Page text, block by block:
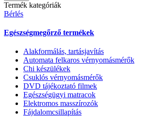
Termék kategóriák
Bérlés
Egészségmegőrző termékek
Alakformálás, tartásjavítás
Automata felkaros vérnyomásmérők
Chi készülékek
Csuklós vérnyomásmérők
DVD tájékoztató filmek
Egészségügyi matracok
Elektromos masszírozók
Fájdalomcsillapítás